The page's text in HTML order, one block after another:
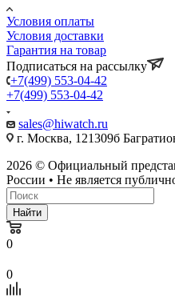
Условия оплаты
Условия доставки
Гарантия на товар
Подписаться на рассылку
+7(499) 553-04-42
+7(499) 553-04-42
sales@hiwatch.ru
г. Москва, 121309б
2026 © Официальный
России • Не является
Найти
0
0